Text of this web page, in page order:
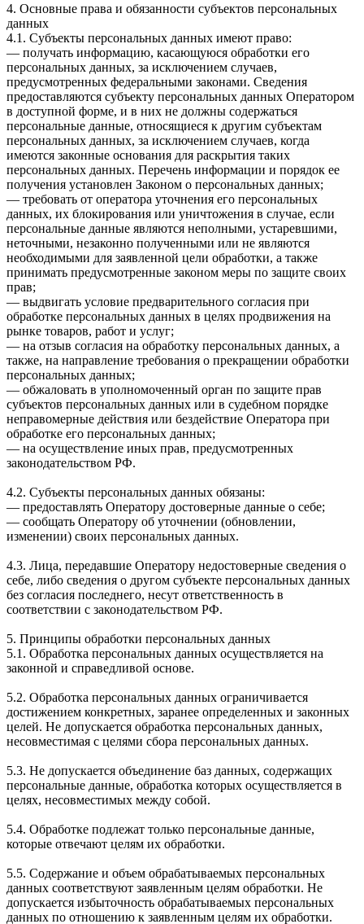
4. Основные права и обязанности субъектов персональных
данных
4.1. Субъекты персональных данных имеют право:
— получать информацию, касающуюся обработки его
персональных данных, за исключением случаев,
предусмотренных федеральными законами. Сведения
предоставляются субъекту персональных данных Оператором
в доступной форме, и в них не должны содержаться
персональные данные, относящиеся к другим субъектам
персональных данных, за исключением случаев, когда
имеются законные основания для раскрытия таких
персональных данных. Перечень информации и порядок ее
получения установлен Законом о персональных данных;
— требовать от оператора уточнения его персональных
данных, их блокирования или уничтожения в случае, если
персональные данные являются неполными, устаревшими,
неточными, незаконно полученными или не являются
необходимыми для заявленной цели обработки, а также
принимать предусмотренные законом меры по защите своих
прав;
— выдвигать условие предварительного согласия при
обработке персональных данных в целях продвижения на
рынке товаров, работ и услуг;
— на отзыв согласия на обработку персональных данных, а
также, на направление требования о прекращении обработки
персональных данных;
— обжаловать в уполномоченный орган по защите прав
субъектов персональных данных или в судебном порядке
неправомерные действия или бездействие Оператора при
обработке его персональных данных;
— на осуществление иных прав, предусмотренных
законодательством РФ.
4.2. Субъекты персональных данных обязаны:
— предоставлять Оператору достоверные данные о себе;
— сообщать Оператору об уточнении (обновлении,
изменении) своих персональных данных.
4.3. Лица, передавшие Оператору недостоверные сведения о
себе, либо сведения о другом субъекте персональных данных
без согласия последнего, несут ответственность в
соответствии с законодательством РФ.
5. Принципы обработки персональных данных
5.1. Обработка персональных данных осуществляется на
законной и справедливой основе.
5.2. Обработка персональных данных ограничивается
достижением конкретных, заранее определенных и законных
целей. Не допускается обработка персональных данных,
несовместимая с целями сбора персональных данных.
5.3. Не допускается объединение баз данных, содержащих
персональные данные, обработка которых осуществляется в
целях, несовместимых между собой.
5.4. Обработке подлежат только персональные данные,
которые отвечают целям их обработки.
5.5. Содержание и объем обрабатываемых персональных
данных соответствуют заявленным целям обработки. Не
допускается избыточность обрабатываемых персональных
данных по отношению к заявленным целям их обработки.